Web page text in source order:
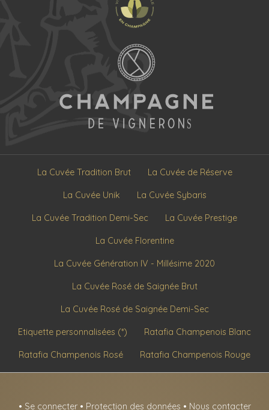
La Cuvée Tradition Brut La Cuvée de Réserve
La Cuvée Unik La Cuvée Sybaris
La Cuvée Tradition Demi-Sec La Cuvée Prestige
La Cuvée Florentine
La Cuvée Génération IV - Millésime 2020
La Cuvée Rosé de Saignée Brut
La Cuvée Rosé de Saignée Demi-Sec
Etiquette personnalisées (*) Ratafia Champenois Blanc
Ratafia Champenois Rosé Ratafia Champenois Rouge
• Se connecter • Protection des données • Nous contacter